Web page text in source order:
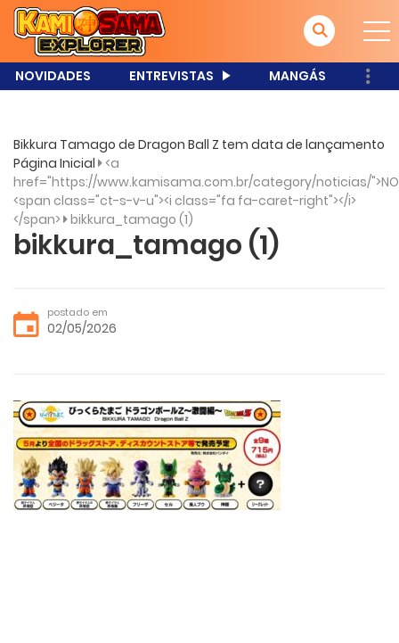
NOVIDADES ENTREVISTAS MANGÁS
Bikkura Tamago de Dragon Ball Z tem data de lançamento
Página Inicial <a
href="https://www.kamisama.com.br/category/noticias/
<span class="ct-s-v-u"><i class="fa fa-caret-right"></i>
</span> bikkura_tamago (1)
bikkura_tamago (1)
postado em
02/05/2026